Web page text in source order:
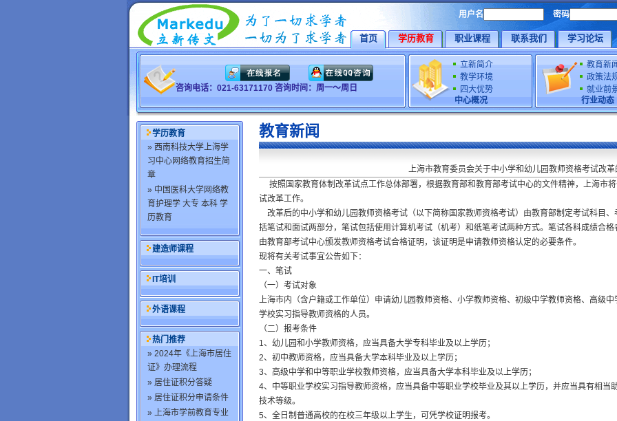
用户名 密码
首页 学历教育 职业课程 联系我们 学习论坛
咨询电话：021-63171170 咨询时间：周一～周日
立新简介
教学环境
四大优势
中心概况
教育新
政策法
就业前
行业动态
学历教育
» 西南科技大学上海学
习中心网络教育招生简
章
» 中国医科大学网络教
育护理学 大专 本科 学
历教育
建造师课程
IT培训
外语课程
热门推荐
» 2024年《上海市居住
证》办理流程
» 居住证积分答疑
» 居住证积分申请条件
» 上海市学前教育专业
教育新闻
上海市教育委员会关于中小学和幼儿园教师资格考试改革
按照国家教育体制改革试点工作总体部署，根据教育部和教育部考试中心的文件精神，上海市
试改革工作。
改革后的中小学和幼儿园教师资格考试（以下简称国家教师资格考试）由教育部制定考试科目
括笔试和面试两部分，笔试包括使用计算机考试（机考）和纸笔考试两种方式。笔试各科成绩合格
由教育部考试中心颁发教师资格考试合格证明，该证明是申请教师资格认定的必要条件。
现将有关考试事宜公告如下：
一、笔试
（一）考试对象
上海市内（含户籍或工作单位）申请幼儿园教师资格、小学教师资格、初级中学教师资格、高级
学校实习指导教师资格的人员。
（二）报考条件
1、幼儿园和小学教师资格，应当具备大学专科毕业及以上学历；
2、初中教师资格，应当具备大学本科毕业及以上学历；
3、高级中学和中等职业学校教师资格，应当具备大学本科毕业及以上学历；
4、中等职业学校实习指导教师资格，应当具备中等职业学校毕业及其以上学历，并应当具有相当
技术等级。
5、全日制普通高校的在校三年级以上学生，可凭学校证明报考。